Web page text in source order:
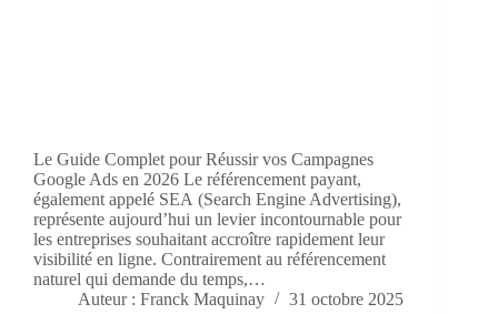
Le Guide Complet pour Réussir vos Campagnes
Google Ads en 2026 Le référencement payant,
également appelé SEA (Search Engine Advertising),
représente aujourd’hui un levier incontournable pour
les entreprises souhaitant accroître rapidement leur
visibilité en ligne. Contrairement au référencement
naturel qui demande du temps,…
Auteur : Franck Maquinay
31 octobre 2025